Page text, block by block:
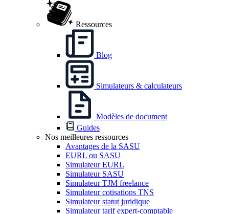
Ressources
Blog
Simulateurs & calculateurs
Modèles de document
Guides
Nos meilleures ressources
Avantages de la SASU
EURL ou SASU
Simulateur EURL
Simulateur SASU
Simulateur TJM freelance
Simulateur cotisations TNS
Simulateur statut juridique
Simulateur tarif expert-comptable